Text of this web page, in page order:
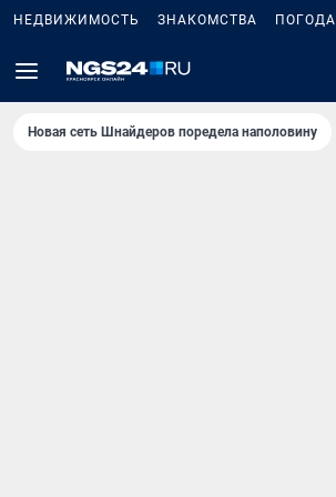
НЕДВИЖИМОСТЬ ЗНАКОМСТВА ПОГОДА
Новая сеть Шнайдеров поредела наполовину